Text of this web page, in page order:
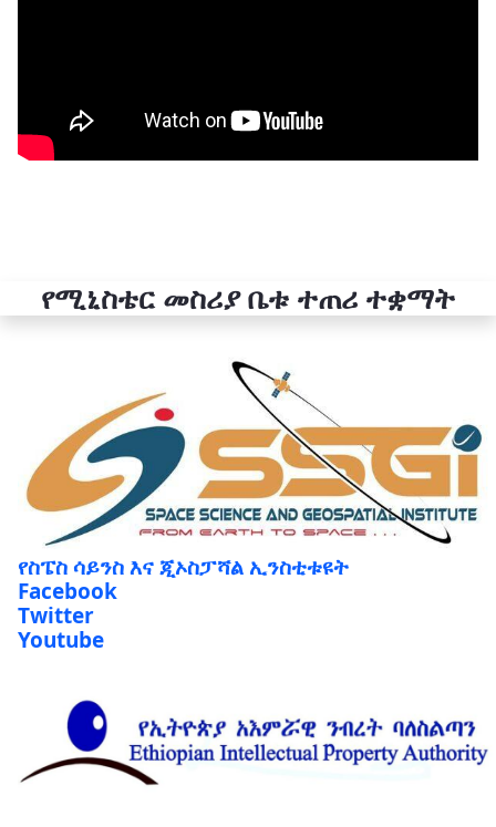
የሚኒስቴር መስሪያ ቤቱ ተጠሪ ተቋማት
የስፔስ ሳይንስ እና ጂኦስፓሻል ኢንስቲቱዩት
Facebook
Twitter
Youtube